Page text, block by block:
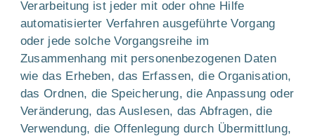
Verarbeitung ist jeder mit oder ohne Hilfe
automatisierter Verfahren ausgeführte Vorgang
oder jede solche Vorgangsreihe im
Zusammenhang mit personenbezogenen Daten
wie das Erheben, das Erfassen, die Organisation,
das Ordnen, die Speicherung, die Anpassung oder
Veränderung, das Auslesen, das Abfragen, die
Verwendung, die Offenlegung durch Übermittlung,